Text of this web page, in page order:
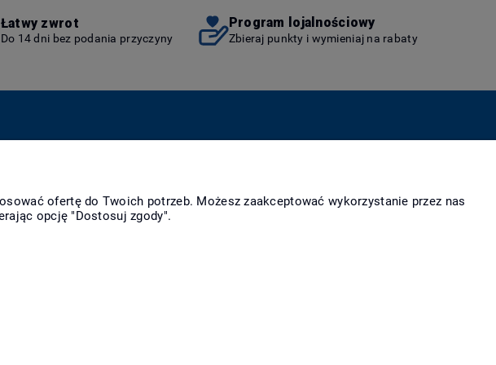
Łatwy zwrot
Do 14 dni bez podania przyczyny
Program lojalnościowy
Zbieraj punkty i wymieniaj na rabaty
O firmie
Nagrody i wyróżnienia
ofertę do Twoich potrzeb. Możesz zaakceptować wykorzystanie przez nas
opcję "Dostosuj zgody".